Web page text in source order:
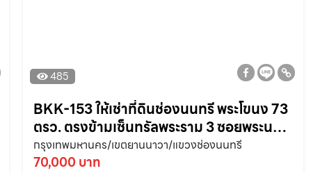
485
BKK-153 ให้เช่าที่ดินช่องนนทรี พระโขนง 73
ตรว. ตรงข้ามเซ็นทรัลพระราม 3 ซอยพระนคร
ไทย 20 ใกล้ถ.รัชดาภิเษก 50 เมตร ยานนาวา
กรุงเทพมหานคร/เขตยานนาวา/แขวงช่องนนทรี
70,000 บาท